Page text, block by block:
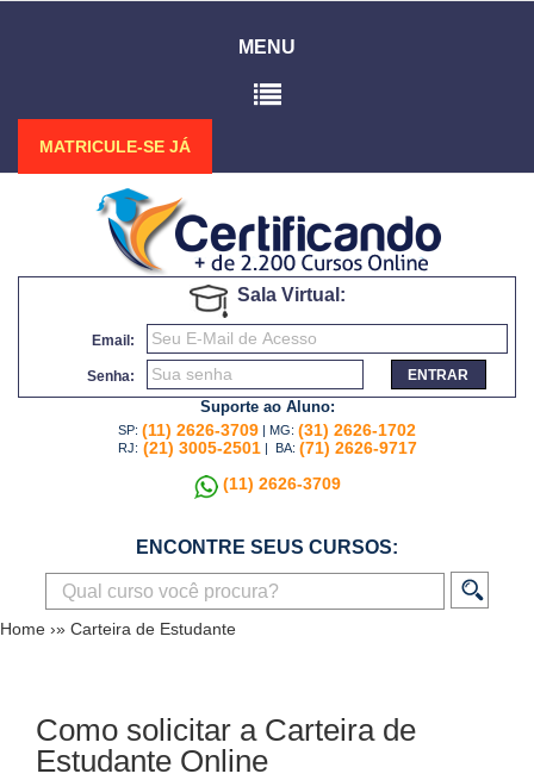
MENU
MATRICULE-SE JÁ
Sala Virtual:
Email:
Senha: ENTRAR
Suporte ao Aluno:
SP: (11) 2626-3709 | MG: (31) 2626-1702
RJ: (21) 3005-2501 | BA: (71) 2626-9717
(11) 2626-3709
ENCONTRE SEUS CURSOS:
Home ›» Carteira de Estudante
Como solicitar a Carteira de
Estudante Online